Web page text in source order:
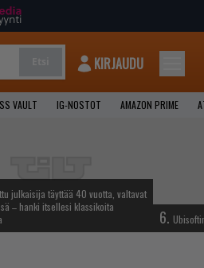
KIRJAUDU
VAULT IG-NOSTOT AMAZON PRIME
julkaisija täyttää 40 vuotta, valtavat
– hanki itsellesi klassikoita
6.